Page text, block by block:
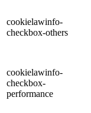
cookielawinfo-
checkbox-others
cookielawinfo-
checkbox-
performance